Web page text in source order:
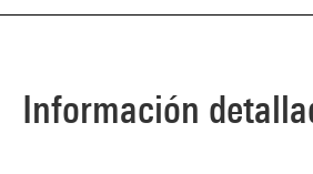
Información